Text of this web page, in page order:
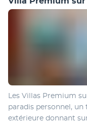
Les Villas Premium
paradis personnel,
extérieure donnant